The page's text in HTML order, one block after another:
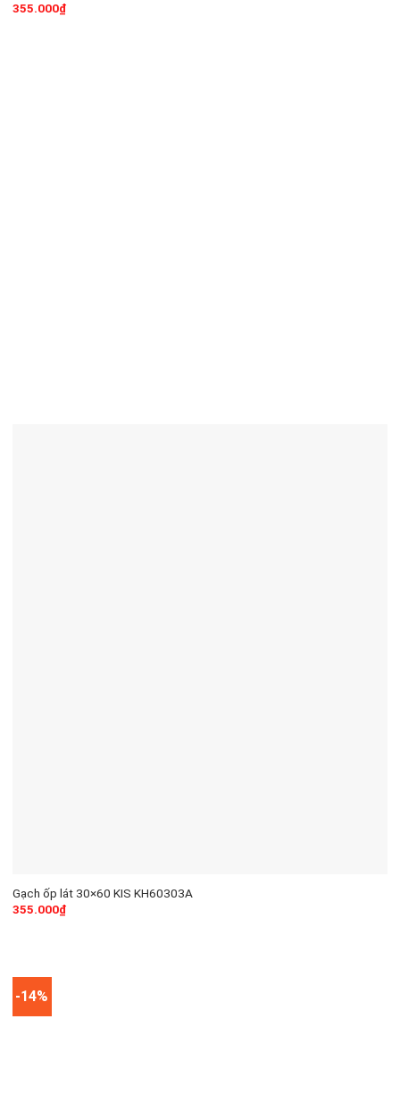
355.000₫
Gạch ốp lát 30×60 KIS KH60303A
355.000₫
-14%